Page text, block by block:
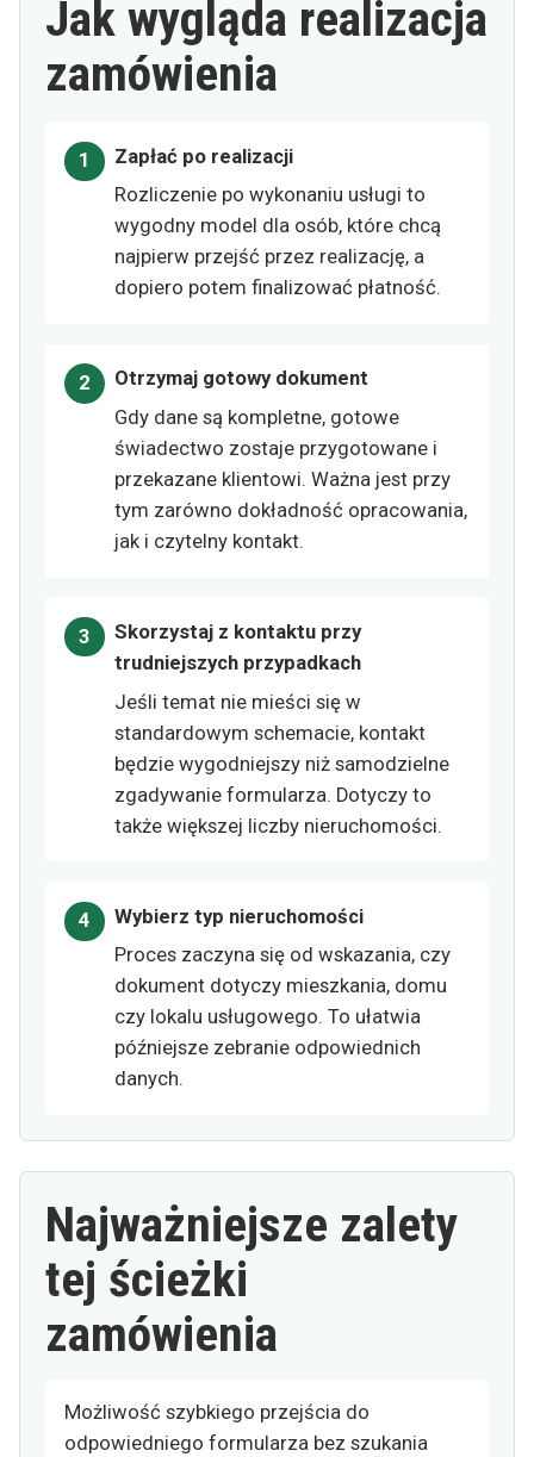
Jak wygląda realizacja
zamówienia
Zapłać po realizacji
Rozliczenie po wykonaniu usługi to
wygodny model dla osób, które chcą
najpierw przejść przez realizację, a
dopiero potem finalizować płatność.
Otrzymaj gotowy dokument
Gdy dane są kompletne, gotowe
świadectwo zostaje przygotowane i
przekazane klientowi. Ważna jest przy
tym zarówno dokładność opracowania,
jak i czytelny kontakt.
Skorzystaj z kontaktu przy
trudniejszych przypadkach
Jeśli temat nie mieści się w
standardowym schemacie, kontakt
będzie wygodniejszy niż samodzielne
zgadywanie formularza. Dotyczy to
także większej liczby nieruchomości.
Wybierz typ nieruchomości
Proces zaczyna się od wskazania, czy
dokument dotyczy mieszkania, domu
czy lokalu usługowego. To ułatwia
późniejsze zebranie odpowiednich
danych.
Najważniejsze zalety
tej ścieżki
zamówienia
Możliwość szybkiego przejścia do
odpowiedniego formularza bez szukania